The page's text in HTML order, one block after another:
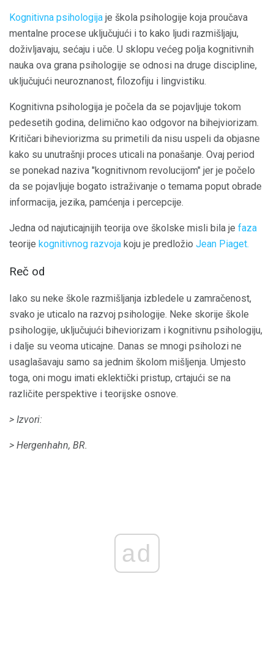
Kognitivna psihologija je škola psihologije koja proučava
mentalne procese uključujući i to kako ljudi razmišljaju,
doživljavaju, sećaju i uče. U sklopu većeg polja kognitivnih
nauka ova grana psihologije se odnosi na druge discipline,
uključujući neuroznanost, filozofiju i lingvistiku.
Kognitivna psihologija je počela da se pojavljuje tokom
pedesetih godina, delimično kao odgovor na bihejviorizam.
Kritičari biheviorizma su primetili da nisu uspeli da objasne
kako su unutrašnji proces uticali na ponašanje. Ovaj period
se ponekad naziva "kognitivnom revolucijom" jer je počelo
da se pojavljuje bogato istraživanje o temama poput obrade
informacija, jezika, pamćenja i percepcije.
Jedna od najuticajnijih teorija ove školske misli bila je faza
teorije kognitivnog razvoja koju je predložio Jean Piaget.
Reč od
Iako su neke škole razmišljanja izbledele u zamračenost,
svako je uticalo na razvoj psihologije. Neke skorije škole
psihologije, uključujući biheviorizam i kognitivnu psihologiju,
i dalje su veoma uticajne. Danas se mnogi psiholozi ne
usaglašavaju samo sa jednim školom mišljenja. Umjesto
toga, oni mogu imati eklektički pristup, crtajući se na
različite perspektive i teorijske osnove.
> Izvori:
> Hergenhahn, BR.
ad